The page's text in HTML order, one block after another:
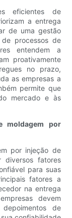
eficientes de
a entrega
de uma gestão
processos de
entendem a
proativamente
no prazo,
as empresas a
permite que
mercado e às
moldagem por
por injeção de
diversos fatores
para suas
fatores a
na entrega
devem
de